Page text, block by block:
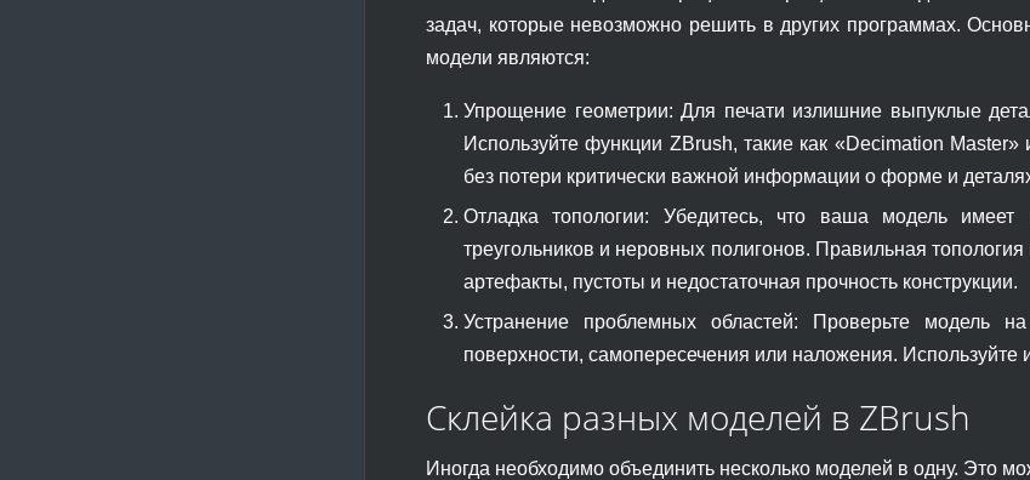
задач, которые невозможно решить в других программах.
модели являются:
Упрощение геометрии: Для печати излишние выпуклые
Используйте функции ZBrush, такие как «Decimation
без потери критически важной информации о форме и
Отладка топологии: Убедитесь, что ваша модель
треугольников и неровных полигонов. Правильная
артефакты, пустоты и недостаточная прочность конструкции.
Устранение проблемных областей: Проверьте модель
поверхности, самопересечения или наложения.
Склейка разных моделей в ZBrush
Иногда необходимо объединить несколько моделей в одну. Это